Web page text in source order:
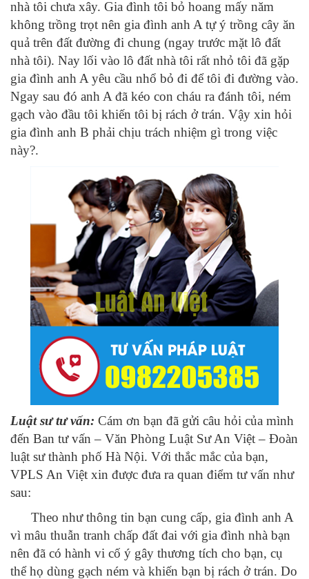
nhà tôi chưa xây. Gia đình tôi bỏ hoang mấy năm
không trồng trọt nên gia đình anh A tự ý trồng cây ăn
quả trên đất đường đi chung (ngay trước mặt lô đất
nhà tôi). Nay lối vào lô đất nhà tôi rất nhỏ tôi đã gặp
gia đình anh A yêu cầu nhổ bỏ đi để tôi đi đường vào.
Ngay sau đó anh A đã kéo con cháu ra đánh tôi, ném
gạch vào đầu tôi khiến tôi bị rách ở trán. Vậy xin hỏi
gia đình anh B phải chịu trách nhiệm gì trong việc
này?.
Luật sư tư vấn: Cám ơn bạn đã gửi câu hỏi của mình
đến Ban tư vấn – Văn Phòng Luật Sư An Việt – Đoàn
luật sư thành phố Hà Nội. Với thắc mắc của bạn,
VPLS An Việt xin được đưa ra quan điểm tư vấn như
sau:
Theo như thông tin bạn cung cấp, gia đình anh A
vì mâu thuẫn tranh chấp đất đai với gia đình nhà bạn
nên đã có hành vi cố ý gây thương tích cho bạn, cụ
thể họ dùng gạch ném và khiến bạn bị rách ở trán. Do